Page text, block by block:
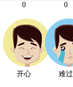
0
开心
0
难过